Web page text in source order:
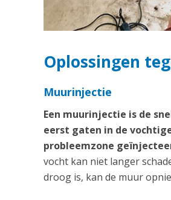
Oplossingen
Muurinjectie
Een muurinjectie is de
eerst gaten in de
probleemzone
vocht kan niet langer
droog is, kan de muur